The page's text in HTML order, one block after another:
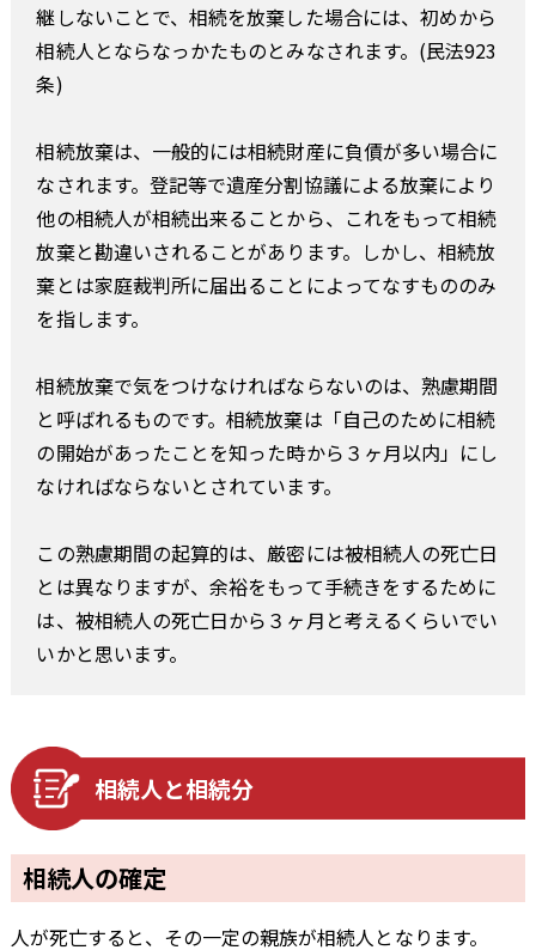
継しないことで、相続を放棄した場合には、初めから
相続人とならなっかたものとみなされます。(民法923
条)
相続放棄は、一般的には相続財産に負債が多い場合に
なされます。登記等で遺産分割協議による放棄により
他の相続人が相続出来ることから、これをもって相続
放棄と勘違いされることがあります。しかし、相続放
棄とは家庭裁判所に届出ることによってなすもののみ
を指します。
相続放棄で気をつけなければならないのは、熟慮期間
と呼ばれるものです。相続放棄は「自己のために相続
の開始があったことを知った時から３ヶ月以内」にし
なければならないとされています。
この熟慮期間の起算的は、厳密には被相続人の死亡日
とは異なりますが、余裕をもって手続きをするために
は、被相続人の死亡日から３ヶ月と考えるくらいでい
いかと思います。
相続人と相続分
相続人の確定
人が死亡すると、その一定の親族が相続人となります。